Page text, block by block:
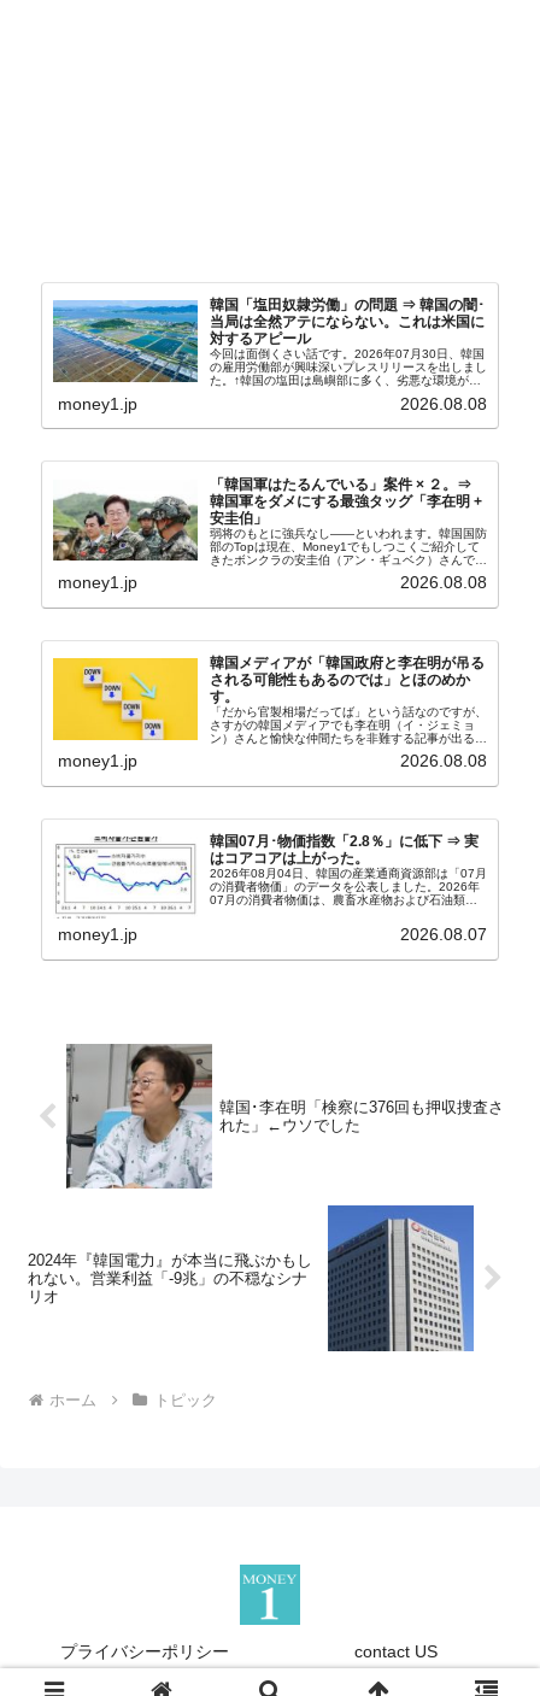
韓国「塩田奴隷労働」の問題 ⇒ 韓国の闇･
当局は全然アテにならない。これは米国に
対するアピール
今回は面倒くさい話です。2026年07月30日、韓国
の雇用労働部が興味深いプレスリリースを出しまし
た。↑韓国の塩田は島嶼部に多く、劣悪な環境が一
たといわれます（後述）。これは、いわゆる「塩田
money1.jp 2026.08.08
「韓国軍はたるんでいる」案件 × ２。⇒
韓国軍をダメにする最強タッグ「李在明 +
安圭伯」
弱将のもとに強兵なし――といわれます。韓国国防
部のTopは現在、Money1でもしつこくご紹介して
きたボンクラの安圭伯（アン・ギュベク）さんで
さんと「韓国初の文官上がり」の国防部長官安圭伯
money1.jp 2026.08.08
韓国メディアが「韓国政府と李在明が吊る
される可能性もあるのでは」とほのめか
す。
「だから官製相場だってば」という話なのですが、
さすがの韓国メディアでも李在明（イ・ジェミョ
ン）さんと愉快な仲間たちを非難する記事が出るよ
『朝鮮日報』に面白い記事が出ています。「東西南
money1.jp 2026.08.08
韓国07月･物価指数「2.8％」に低下 ⇒ 実
はコアコアは上がった。
2026年08月04日、韓国の産業通商資源部は「07月
の消費者物価」のデータを公表しました。2026年
07月の消費者物価は、農畜水産物および石油類の
2.8％上昇（06月は3.2％）となり、上昇率は前...
money1.jp 2026.08.07
韓国･李在明「検察に376回も押収捜査さ
れた」←ウソでした
2024年『韓国電力』が本当に飛ぶかもし
れない。営業利益「-9兆」の不穏なシナ
リオ
ホーム トピック
プライバシーポリシー contact US